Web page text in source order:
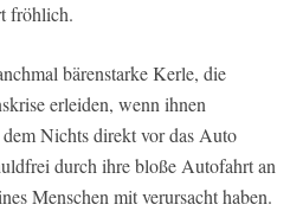
fröhlich.
bärenstarke Kerle, die
erleiden, wenn ihnen
Nichts direkt vor das Auto
durch ihre bloße Autofahrt an
Menschen mit verursacht haben.